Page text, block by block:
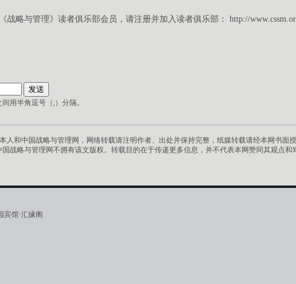
战略与管理》读者俱乐部会员，请注册并加入读者俱乐部： http://
用半角逗号（,）分隔。
人和中国战略与管理网，网络转载请注明作者、出处并保持完整，纸媒转载请经本网书面
战略与管理网不拥有该文版权。转载目的在于传递更多信息，并不代表本网赞同其观点
宾馆·汇缘阁